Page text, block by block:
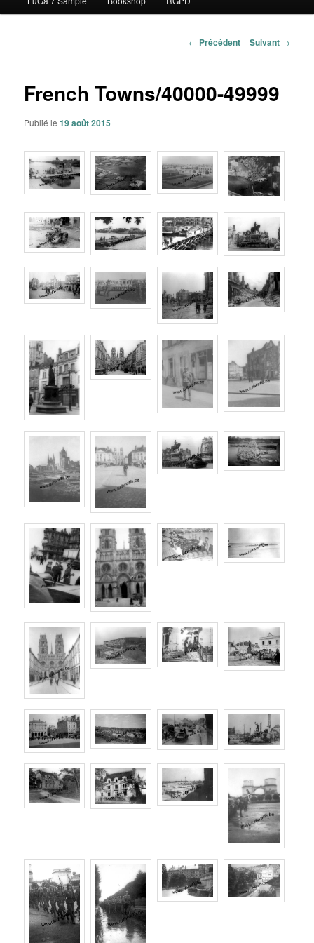
contenu
Navigation
← Précédent Suivant →
French Towns/40000-49999
Publié le19 août 2015